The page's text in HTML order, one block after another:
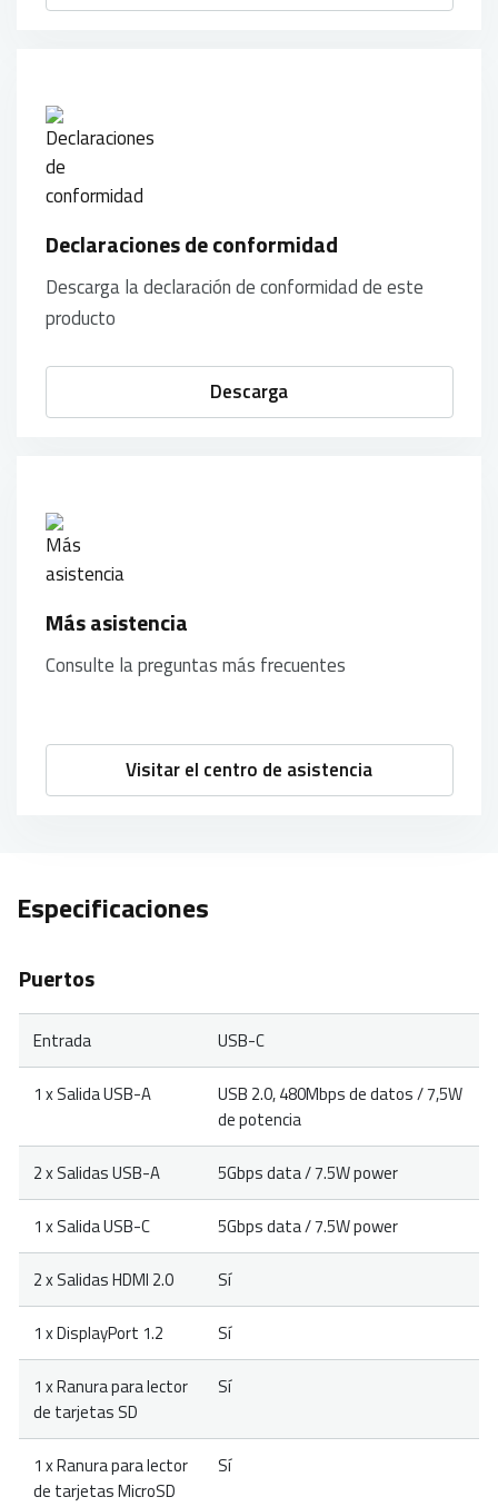
Declaraciones de conformidad
Descarga la declaración de conformidad de este
producto
Descarga
Más asistencia
Consulte la preguntas más frecuentes
Visitar el centro de asistencia
Especificaciones
Puertos
Entrada USB-C
1 x Salida USB-A
USB 2.0, 480Mbps de datos / 7,5W
de potencia
2 x Salidas USB-A 5Gbps data / 7.5W power
1 x Salida USB-C 5Gbps data / 7.5W power
2 x Salidas HDMI 2.0 Sí
1 x DisplayPort 1.2 Sí
1 x Ranura para lector
de tarjetas SD
Sí
1 x Ranura para lector
de tarjetas MicroSD
Sí